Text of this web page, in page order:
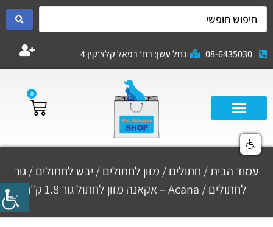
08-6435030 נחל עשן: רח’ רפאל קלצ’קין 4
0
עמוד הבית/ חתולים/ מזון לחתולים/ יבש לחתולים/גור
לחתולים/ Acana – אקאנה מזון לחתול גור 1.8 ק"ג